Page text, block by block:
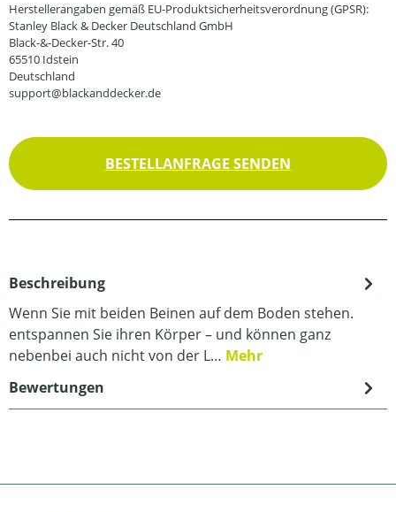
Herstellerangaben gemäß EU-Produktsicherheitsverordnung (GPSR):
Stanley Black & Decker Deutschland GmbH
Black-&-Decker-Str. 40
65510 Idstein
Deutschland
support@blackanddecker.de
BESTELLANFRAGE SENDEN
Beschreibung
Wenn Sie mit beiden Beinen auf dem Boden stehen.
entspannen Sie ihren Körper – und können ganz
nebenbei auch nicht von der L… Mehr
Bewertungen